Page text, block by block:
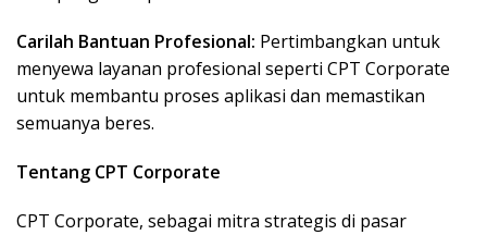
Carilah Bantuan Profesional: Pertimbangkan untuk
menyewa layanan profesional seperti CPT Corporate
untuk membantu proses aplikasi dan memastikan
semuanya beres.
Tentang CPT Corporate
CPT Corporate, sebagai mitra strategis di pasar